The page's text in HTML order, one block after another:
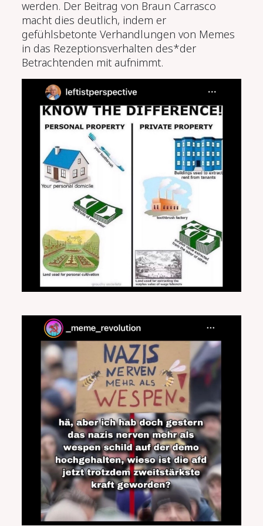
werden. Der Beitrag von Braun Carrasco
macht dies deutlich, indem er
gefühlsbetonte Verhandlungen von Memes
in das Rezeptionsverhalten des*der
Betrachtenden mit aufnimmt.